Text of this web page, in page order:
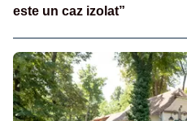
este un caz izolat”